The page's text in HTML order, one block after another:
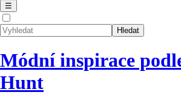
☰
Módní inspirace
Hunt